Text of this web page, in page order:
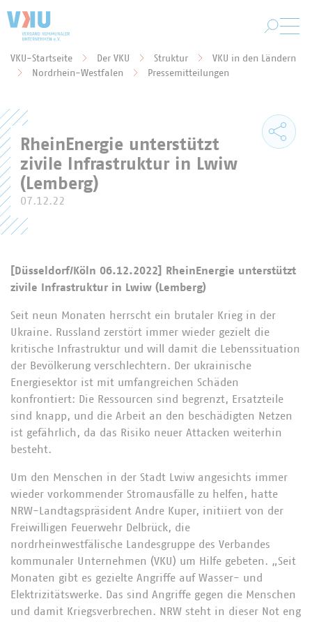
Sie befinden sich hier:
VKU-Startseite Der VKU Struktur
VKU in den Ländern
Nordrhein-Westfalen
Pressemitteilungen
RheinEnergie unterstützt
zivile Infrastruktur in Lwiw
(Lemberg)
07.12.22
[Düsseldorf/Köln 06.12.2022] RheinEnergie unterstützt
zivile Infrastruktur in Lwiw (Lemberg)
Seit neun Monaten herrscht ein brutaler Krieg in der
Ukraine. Russland zerstört immer wieder gezielt die
kritische Infrastruktur und will damit die Lebenssituation
der Bevölkerung verschlechtern. Der ukrainische
Energiesektor ist mit umfangreichen Schäden
konfrontiert: Die Ressourcen sind begrenzt, Ersatzteile
sind knapp, und die Arbeit an den beschädigten Netzen
ist gefährlich, da das Risiko neuer Attacken weiterhin
besteht.
Um den Menschen in der Stadt Lwiw angesichts immer
wieder vorkommender Stromausfälle zu helfen, hatte
NRW-Landtagspräsident Andre Kuper, initiiert von der
Freiwilligen Feuerwehr Delbrück, die
nordrheinwestfälische Landesgruppe des Verbandes
kommunaler Unternehmen (VKU) um Hilfe gebeten. „Seit
Monaten gibt es gezielte Angriffe auf Wasser- und
Elektrizitätswerke. Das sind Angriffe gegen die Menschen
und damit Kriegsverbrechen. NRW steht in dieser Not eng